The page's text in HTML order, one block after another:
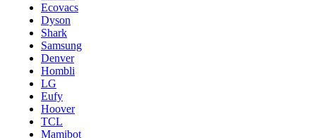
Ecovacs
Dyson
Shark
Samsung
Denver
Hombli
LG
Eufy
Hoover
TCL
Mamibot